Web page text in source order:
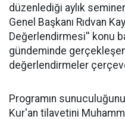
düzenlediği aylık
Genel Başkanı Rıdvan
Değerlendirmesi'' konu
gündeminde
değerlendirmeler
Programın
Kur'an tilavetini